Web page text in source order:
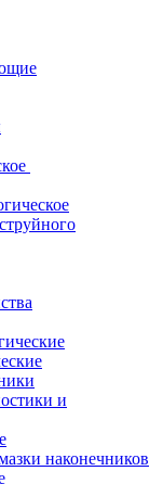
и
наконечников